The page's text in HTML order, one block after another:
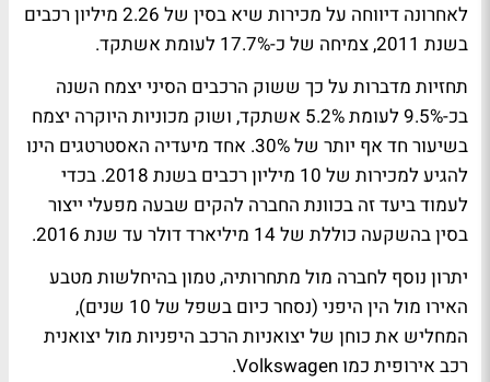
לאחרונה דיווחה על מכירות שיא בסין של 2.26 מיליון רכבים
בשנת 2011, צמיחה של כ-17.7% לעומת אשתקד.
תחזיות מדברות על כך ששוק הרכבים הסיני יצמח השנה
בכ-9.5% לעומת 5.2% אשתקד, ושוק מכוניות היוקרה יצמח
בשיעור חד אף יותר של 30%. אחד מיעדיה האסטרטגים הינו
להגיע למכירות של 10 מיליון רכבים בשנת 2018. בכדי
לעמוד ביעד זה בכוונת החברה להקים שבעה מפעלי ייצור
בסין בהשקעה כוללת של 14 מיליארד דולר עד שנת 2016.
יתרון נוסף לחברה מול מתחרותיה, טמון בהיחלשות מטבע
האירו מול הין היפני (נסחר כיום בשפל של 10 שנים),
המחליש את כוחן של יצואניות הרכב היפניות מול יצואנית
רכב אירופית כמו Volkswagen.